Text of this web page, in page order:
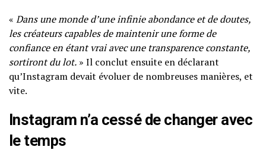
« Dans une monde d’une infinie abondance et de doutes,
les créateurs capables de maintenir une forme de
confiance en étant vrai avec une transparence constante,
sortiront du lot. » Il conclut ensuite en déclarant
qu’Instagram devait évoluer de nombreuses manières, et
vite.
Instagram n’a cessé de changer avec
le temps